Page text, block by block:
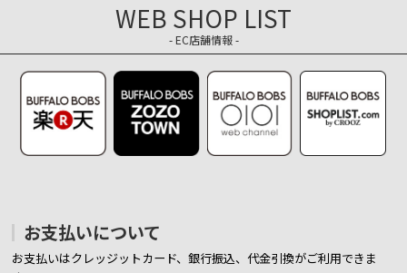
WEB SHOP LIST
- EC店舗情報 -
お支払いについて
お支払いはクレッジットカード、銀行振込、代金引換がご利用できま